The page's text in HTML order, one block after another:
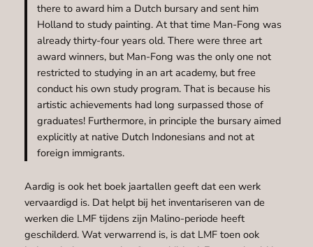
there to award him a Dutch bursary and sent him
Holland to study painting. At that time Man-Fong was
already thirty-four years old. There were three art
award winners, but Man-Fong was the only one not
restricted to studying in an art academy, but free
conduct his own study program. That is because his
artistic achievements had long surpassed those of
graduates! Furthermore, in principle the bursary aimed
explicitly at native Dutch Indonesians and not at
foreign immigrants.
Aardig is ook het boek jaartallen geeft dat een werk
vervaardigd is. Dat helpt bij het inventariseren van de
werken die LMF tijdens zijn Malino-periode heeft
geschilderd. Wat verwarrend is, is dat LMF toen ook